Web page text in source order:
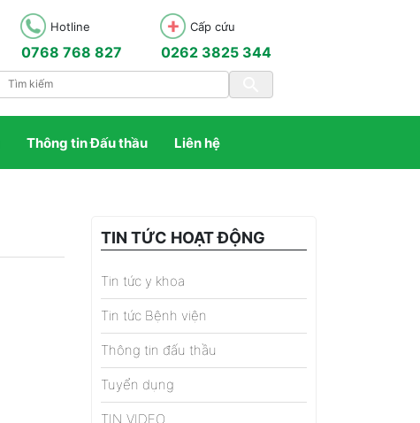
Hotline
0768 768 827
Cấp cứu
0262 3825 344
Thông tin Đấu thầu Liên hệ
TIN TỨC HOẠT ĐỘNG
Tin tức y khoa
Tin tức Bệnh viện
Thông tin đấu thầu
Tuyển dụng
TIN VIDEO